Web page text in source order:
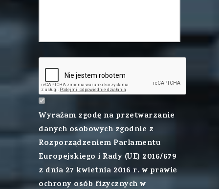
Wyrażam zgodę na przetwarzanie
danych osobowych zgodnie z
Rozporządzeniem Parlamentu
Europejskiego i Rady (UE) 2016/679
z dnia 27 kwietnia 2016 r. w prawie
ochrony osób fizycznych w